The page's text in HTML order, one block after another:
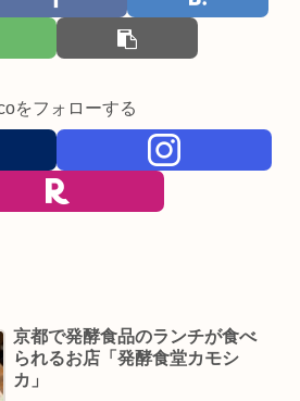
をフォローする
京都で発酵食品のランチが食べ
られるお店「発酵食堂カモシ
カ」